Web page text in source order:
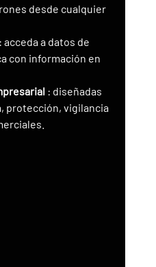
desde cualquier
acceda a datos de
con información en
: diseñadas
protección, vigilancia